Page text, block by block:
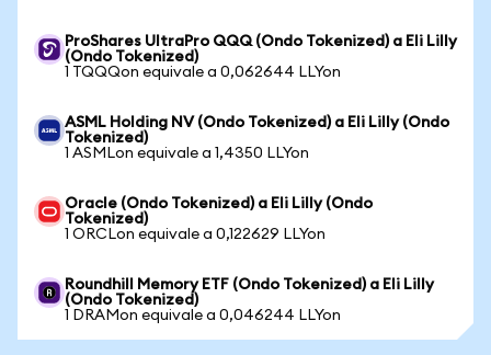
ProShares UltraPro QQQ (Ondo Tokenized) a Eli Lilly
(Ondo Tokenized)
1 TQQQon equivale a 0,062644 LLYon
ASML Holding NV (Ondo Tokenized) a Eli Lilly (Ondo
Tokenized)
1 ASMLon equivale a 1,4350 LLYon
Oracle (Ondo Tokenized) a Eli Lilly (Ondo
Tokenized)
1 ORCLon equivale a 0,122629 LLYon
Roundhill Memory ETF (Ondo Tokenized) a Eli Lilly
(Ondo Tokenized)
1 DRAMon equivale a 0,046244 LLYon